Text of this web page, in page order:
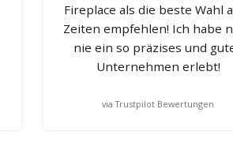
Fireplace als die beste Wahl
Zeiten empfehlen! Ich habe
nie ein so präzises und
Unternehmen erlebt!
via Trustpilot Bewertungen